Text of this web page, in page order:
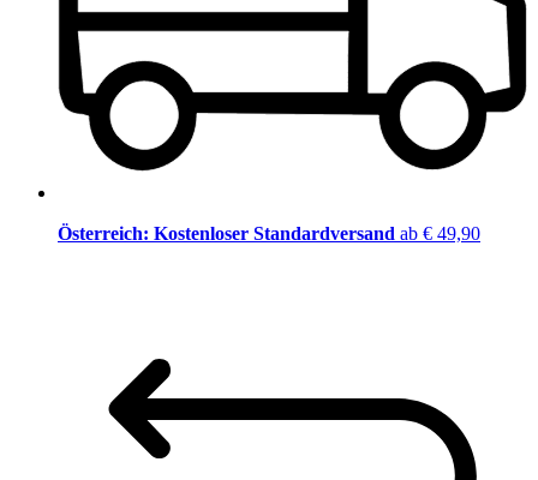
Österreich: Kostenloser Standardversand ab € 49,90